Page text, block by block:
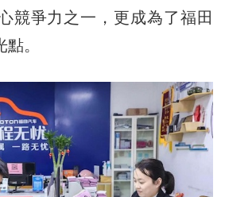
競爭力之一，更成為了福田
。